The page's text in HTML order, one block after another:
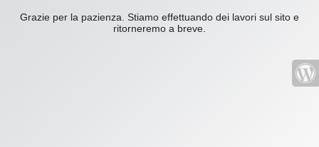
Grazie per la pazienza. Stiamo effettuando dei lavori sul sito e
ritorneremo a breve.